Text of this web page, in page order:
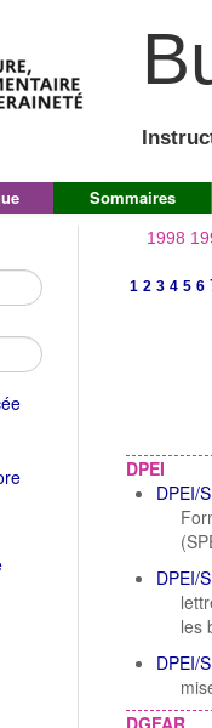
Sommaires
(Fichier
1998
1 2 3 4 5 6
DPEI
DPEI/
DPEI/
les
DPEI/
DGFAR